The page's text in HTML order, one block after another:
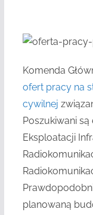
Komenda
ofert pracy na
cywilnej
Poszukiwani
Eksploatacji
planowaną